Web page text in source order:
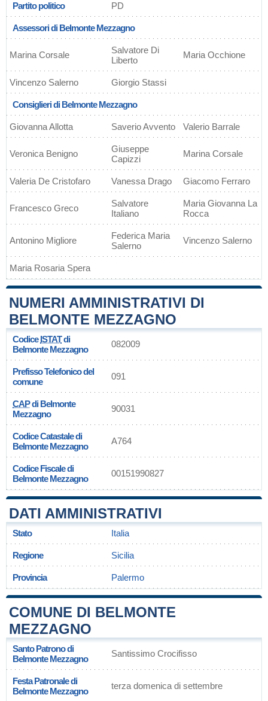
Partito politico PD
Assessori di Belmonte Mezzagno
Marina Corsale
Salvatore Di
Liberto
Maria Occhione
Vincenzo Salerno Giorgio Stassi
Consiglieri di Belmonte Mezzagno
Giovanna Allotta Saverio Avvento Valerio Barrale
Veronica Benigno
Giuseppe
Capizzi
Marina Corsale
Valeria De Cristofaro Vanessa Drago Giacomo Ferraro
Francesco Greco
Salvatore
Italiano
Maria Giovanna La
Rocca
Antonino Migliore
Federica Maria
Salerno
Vincenzo Salerno
Maria Rosaria Spera
NUMERI AMMINISTRATIVI DI
BELMONTE MEZZAGNO
CodiceISTATdi
Belmonte Mezzagno
082009
Prefisso Telefonico del
comune
091
CAPdi Belmonte
Mezzagno
90031
Codice Catastale di
Belmonte Mezzagno
A764
Codice Fiscale di
Belmonte Mezzagno
00151990827
DATI AMMINISTRATIVI
Stato Italia
Regione Sicilia
Provincia Palermo
COMUNE DI BELMONTE
MEZZAGNO
Santo Patrono di
Belmonte Mezzagno
Santissimo Crocifisso
Festa Patronale di
Belmonte Mezzagno
terza domenica di settembre